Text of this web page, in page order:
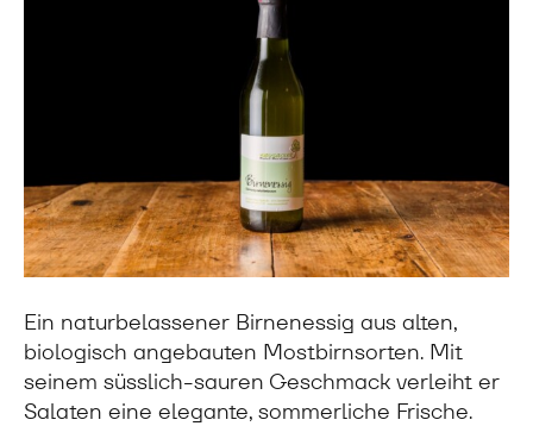
Ein naturbelassener Birnenessig aus alten,
biologisch angebauten Mostbirnsorten. Mit
seinem süsslich-sauren Geschmack verleiht er
Salaten eine elegante, sommerliche Frische.